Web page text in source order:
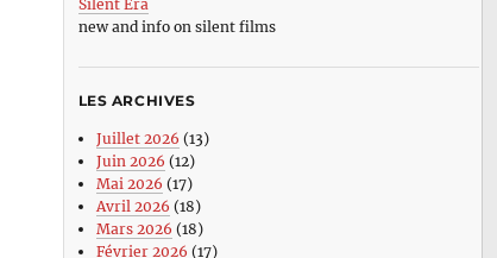
Silent Era
new and info on silent films
LES ARCHIVES
Juillet 2026 (13)
Juin 2026 (12)
Mai 2026 (17)
Avril 2026 (18)
Mars 2026 (18)
Février 2026 (17)